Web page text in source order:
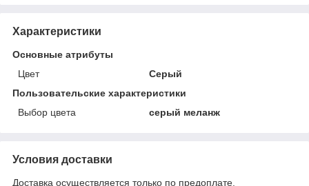
Характеристики
Основные атрибуты
Цвет
Серый
Пользовательские характеристики
Выбор цвета
серый меланж
Условия доставки
Доставка осуществляется только по предоплате.